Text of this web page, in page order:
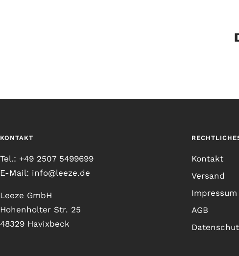
KONTAKT
Tel.: +49 2507 5499699
E-Mail: info@leeze.de
Leeze GmbH
Hohenholter Str. 25
48329 Havixbeck
Kontakt
Versand
Impressum
AGB